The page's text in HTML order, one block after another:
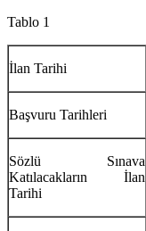
Tablo 1
İlan Tarihi
Başvuru Tarihleri
Sözlü Sınava
Katılacakların İlan
Tarihi